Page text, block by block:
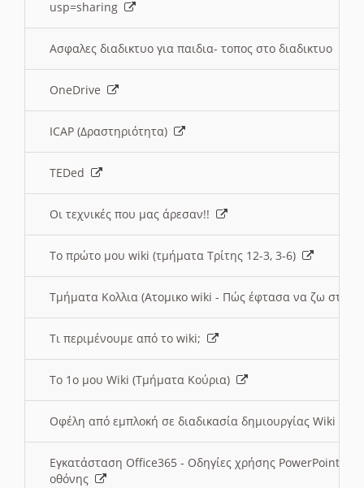
usp=sharing
Ασφαλες διαδικτυο για παιδια- τοπος στο διαδικτυο
OneDrive
ICAP (Δραστηριότητα)
TEDed
Οι τεχνικές που μας άρεσαν!!
Το πρώτο μου wiki (τμήματα Τρίτης 12-3, 3-6)
Τμήματα Κολλια (Ατομικο wiki - Πώς έφτασα να ζω στην
Τι περιμένουμε από το wiki;
Το 1ο μου Wiki (Τμήματα Κούρια)
Οφέλη από εμπλοκή σε διαδικασία δημιουργίας Wiki
Εγκατάσταση Office365 - Οδηγίες χρήσης PowerPoint
οθόνης